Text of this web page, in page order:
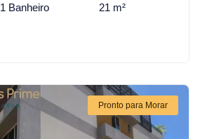
1 Banheiro 21 m²
Pronto para Morar